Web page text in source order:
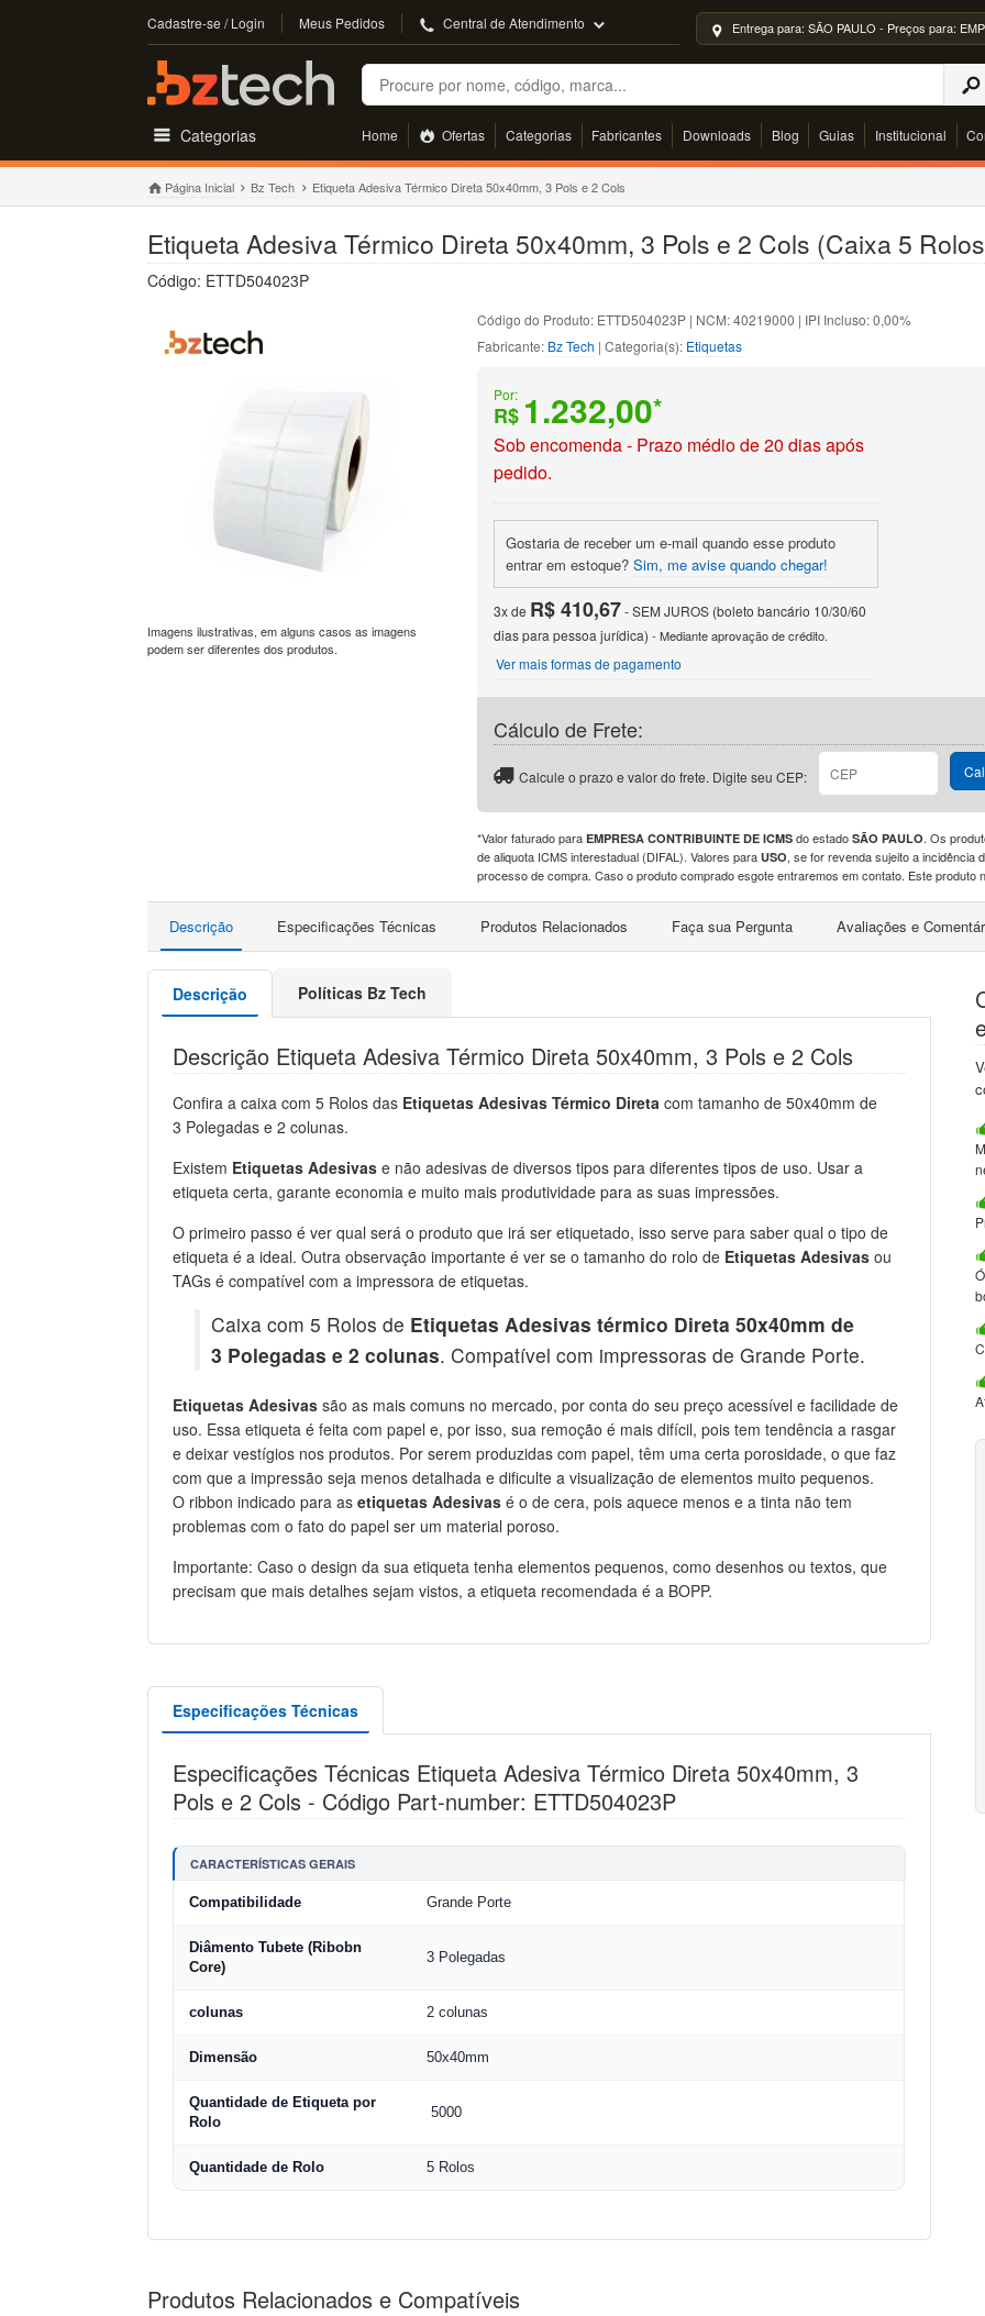
Cadastre-se / Login Meus Pedidos Central de Atendimento Entrega para: SÃO PAULO - Preços para:
Buscar
Categorias Home Ofertas Categorias Fabricantes Downloads Blog Guias Institucional
Página Inicial Bz Tech Etiqueta Adesiva Térmico Direta 50x40mm, 3 Pols e 2 Cols
Etiqueta Adesiva Térmico Direta 50x40mm, 3 Pols e 2 Cols (Caixa 5
Código: ETTD504023P
Imagens ilustrativas, em alguns casos as imagens
podem ser diferentes dos produtos.
Código do Produto: ETTD504023P | NCM: 40219000 | IPI Incluso: 0,00%
Fabricante: Bz Tech | Categoria(s): Etiquetas
Por:
R$ 1.232,00*
Sob encomenda - Prazo médio de 20 dias após
pedido.
Gostaria de receber um e-mail quando esse produto
entrar em estoque?Sim, me avise quando chegar!
3x de R$ 410,67- SEM JUROS (boleto bancário 10/30/60
dias para pessoa jurídica) - Mediante aprovação de crédito.
Ver mais formas de pagamento
Cálculo de Frete:
Calcule o prazo e valor do frete. Digite seu CEP:
*Valor faturado paraEMPRESA CONTRIBUINTE DE ICMS do estadoSÃO PAULO. Os
de aliquota ICMS interestadual (DIFAL). Valores paraUSO, se for revenda sujeito a incidência
processo de compra. Caso o produto comprado esgote entraremos em contato. Este produto
Descrição Especificações Técnicas Produtos Relacionados Faça sua Pergunta Avaliações e
Descrição Políticas Bz Tech
Descrição Etiqueta Adesiva Térmico Direta 50x40mm, 3 Pols e 2 Cols
Confira a caixa com 5 Rolos das Etiquetas Adesivas Térmico Direta com tamanho de 50x40mm de
3 Polegadas e 2 colunas.
Existem Etiquetas Adesivas e não adesivas de diversos tipos para diferentes tipos de uso. Usar a
etiqueta certa, garante economia e muito mais produtividade para as suas impressões.
O primeiro passo é ver qual será o produto que irá ser etiquetado, isso serve para saber qual o tipo de
etiqueta é a ideal. Outra observação importante é ver se o tamanho do rolo de Etiquetas Adesivas ou
TAGs é compatível com a impressora de etiquetas.
Caixa com 5 Rolos de Etiquetas Adesivas térmico Direta 50x40mm de
3 Polegadas e 2 colunas. Compatível com impressoras de Grande Porte.
Etiquetas Adesivassão as mais comuns no mercado, por conta do seu preço acessível e facilidade de
uso. Essa etiqueta é feita com papel e, por isso, sua remoção é mais difícil, pois tem tendência a rasgar
e deixar vestígios nos produtos. Por serem produzidas com papel, têm uma certa porosidade, o que faz
com que a impressão seja menos detalhada e dificulte a visualização de elementos muito pequenos.
O ribbon indicado para as etiquetas Adesivasé o de cera, pois aquece menos e a tinta não tem
problemas com o fato do papel ser um material poroso.
Importante: Caso o design da sua etiqueta tenha elementos pequenos, como desenhos ou textos, que
precisam que mais detalhes sejam vistos, a etiqueta recomendada é a BOPP.
Especificações Técnicas
Especificações Técnicas Etiqueta Adesiva Térmico Direta 50x40mm, 3
Pols e 2 Cols - Código Part-number: ETTD504023P
CARACTERÍSTICAS GERAIS
Compatibilidade Grande Porte
Diâmento Tubete (Ribobn
Core)
3 Polegadas
colunas 2 colunas
Dimensão 50x40mm
Quantidade de Etiqueta por
Rolo
5000
Quantidade de Rolo 5 Rolos
Produtos Relacionados e Compatíveis